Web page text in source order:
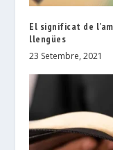
El significat de
llengües
23 Setembre, 2021